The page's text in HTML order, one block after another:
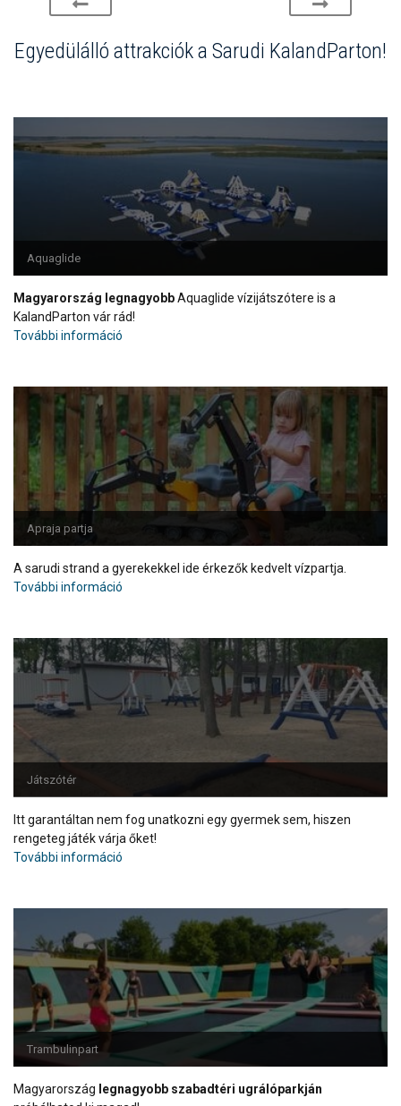
Egyedülálló attrakciók a Sarudi KalandParton!
Aquaglide
Magyarország legnagyobbAquaglide vízijátszótere is a
KalandParton vár rád!
További információ
Apraja partja
A sarudi strand a gyerekekkel ide érkezők kedvelt vízpartja.
További információ
Játszótér
Itt garantáltan nem fog unatkozni egy gyermek sem, hiszen
rengeteg játék várja őket!
További információ
Trambulinpart
Magyarország legnagyobb szabadtéri ugrálóparkján